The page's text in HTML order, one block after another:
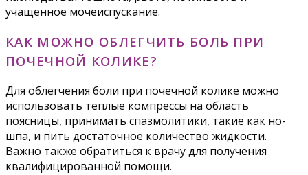
учащенное мочеиспускание.
КАК МОЖНО ОБЛЕГЧИТЬ БОЛЬ ПРИ
ПОЧЕЧНОЙ КОЛИКЕ?
Для облегчения боли при почечной колике можно
использовать теплые компрессы на область
поясницы, принимать спазмолитики, такие как но-
шпа, и пить достаточное количество жидкости.
Важно также обратиться к врачу для получения
квалифицированной помощи.